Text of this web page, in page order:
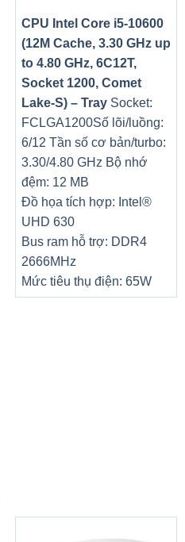
CPU Intel Core i5-10600
(12M Cache, 3.30 GHz up
to 4.80 GHz, 6C12T,
Socket 1200, Comet
Lake-S) – Tray Socket:
FCLGA1200Số lõi/luồng:
6/12 Tần số cơ bản/turbo:
3.30/4.80 GHz Bộ nhớ
đệm: 12 MB
Đồ họa tích hợp: Intel®
UHD 630
Bus ram hỗ trợ: DDR4
2666MHz
Mức tiêu thụ điện: 65W